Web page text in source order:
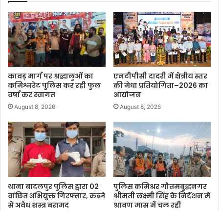
कावड़ मार्ग पर श्रद्धालुओं का
कमिश्नरेट पुलिस कर रही फुल
वर्षा कर स्वागत
August 8, 2026
एनटीपीसी दादरी में क्षेत्रीय स्तर
की मेधा प्रतियोगिता–2026 का
आयोजन
August 8, 2026
थाना बादलपुर पुलिस द्वारा 02
वांछित अभियुक्त गिरफ्तार, कब्जे
से अवैध शस्त्र बरामद
पुलिस कमिश्रर गौतमबुद्धनगर
श्रीमती लक्ष्मी सिंह के निर्देशन में
श्रावण मास में चल रही